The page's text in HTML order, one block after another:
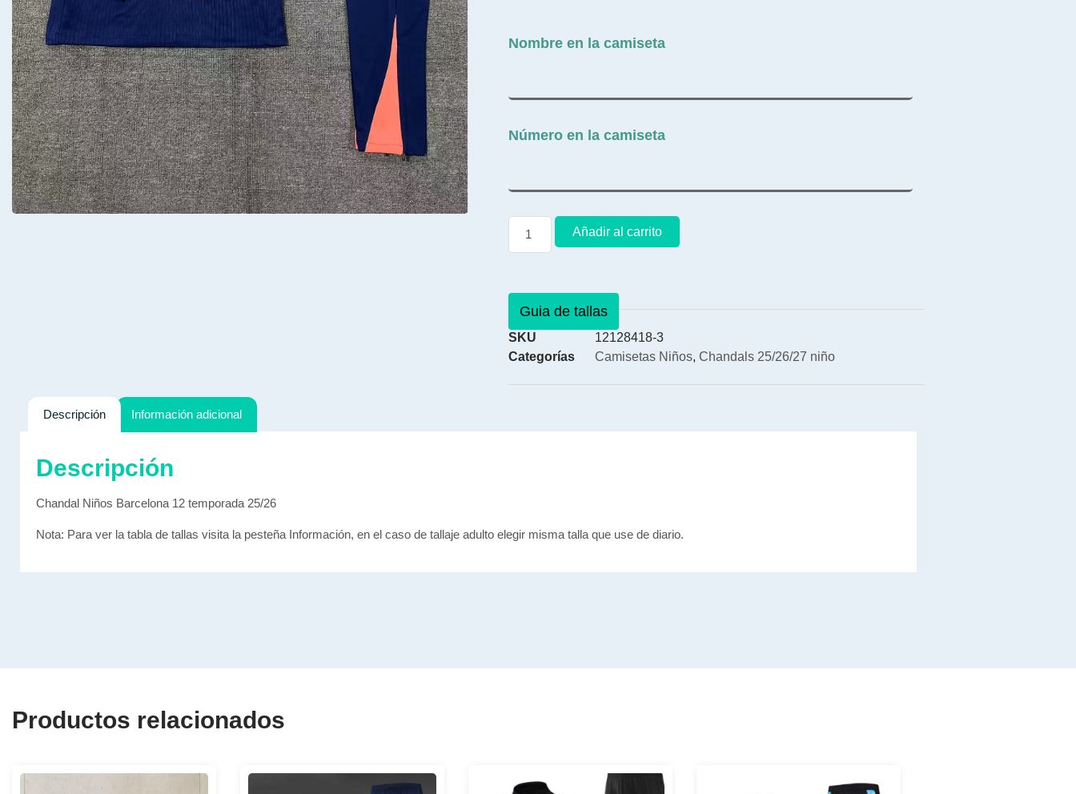
Nombre en la camiseta
Número en la camiseta
Añadir al carrito
Guia de tallas
SKU
12128418-3
Categorías
Camisetas Niños, Chandals 25/26/27 niño
Descripción Información adicional
Descripción
Chandal Niños Barcelona 12 temporada 25/26
Nota: Para ver la tabla de tallas visita la pesteña Información, en el caso de tallaje adulto elegir misma talla que use de diario.
Productos relacionados